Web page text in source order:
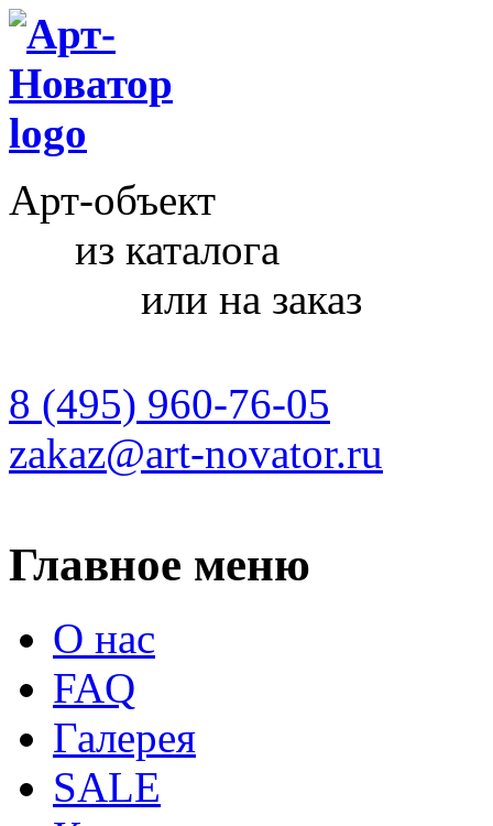
Арт-объект
из каталога
или на заказ
8 (495) 960-76-05
zakaz@art-novator.ru
Главное меню
О нас
FAQ
Галерея
SALE